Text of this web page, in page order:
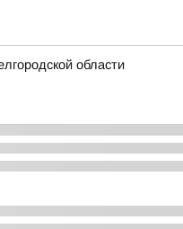
области